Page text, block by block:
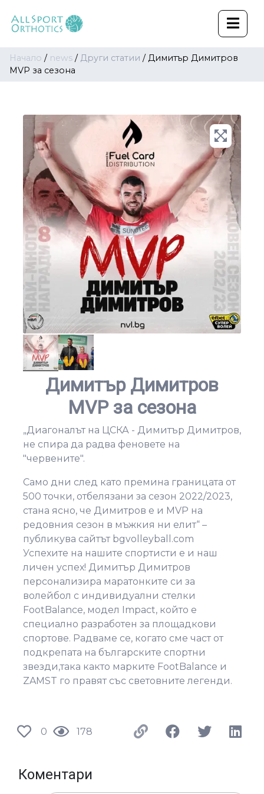
Начало / news / Други статии /Димитър Димитров
MVP за сезона
Димитър Димитров
MVP за сезона
„Диагоналът на ЦСКА - Димитър Димитров,
не спира да радва феновете на
"червените".
Само дни след като премина границата от
500 точки, отбелязани за сезон 2022/2023,
стана ясно, че Димитров е и MVP на
редовния сезон в мъжкия ни елит“ –
публикува сайтът bgvolleyball.com
Успехите на нашите спортисти е и наш
личен успех! Димитър Димитров
персонализира маратонките си за
волейбол с индивидуални стелки
FootBalance, модел Impact, който е
специално разработен за площадкови
спортове. Радваме се, когато сме част от
подкрепата на българските спортни
звезди,така както марките FootBalance и
ZAMST го правят със световните легенди.
0 178
Коментари